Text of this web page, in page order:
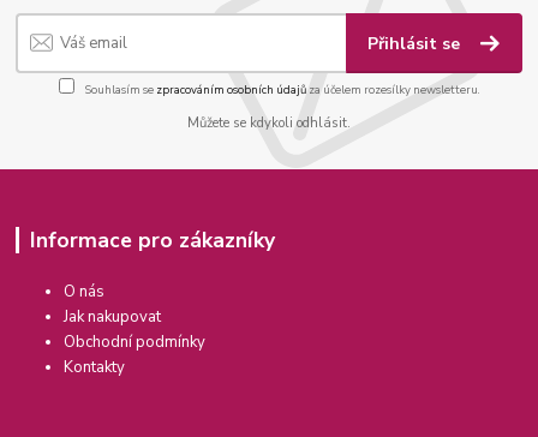
Přihlásit se
Souhlasím se zpracováním osobních údajůza účelem rozesílky newsletteru.
Můžete se kdykoli odhlásit.
Informace pro zákazníky
O nás
Jak nakupovat
Obchodní podmínky
Kontakty